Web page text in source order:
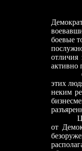
боевые
активно
этих
неким
от